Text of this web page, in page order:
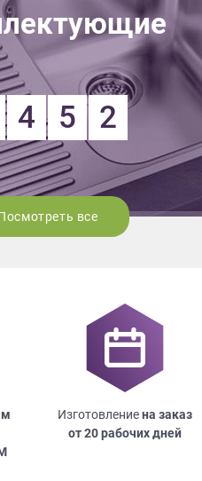
4 5 2
все
Изготовлениена заказ
от 20 рабочих дней
условияПолитики